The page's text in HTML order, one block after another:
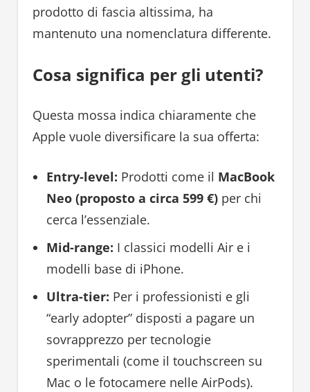
prodotto di fascia altissima, ha
mantenuto una nomenclatura differente.
Cosa significa per gli utenti?
Questa mossa indica chiaramente che
Apple vuole diversificare la sua offerta:
Entry-level: Prodotti come il MacBook
Neo (proposto a circa 599 €)per chi
cerca l’essenziale.
Mid-range: I classici modelli Air e i
modelli base di iPhone.
Ultra-tier: Per i professionisti e gli
“early adopter” disposti a pagare un
sovrapprezzo per tecnologie
sperimentali (come il touchscreen su
Mac o le fotocamere nelle AirPods).